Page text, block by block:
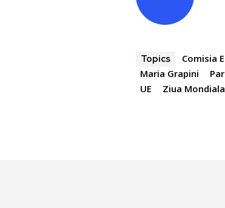
Topics Comisia
Maria Grapini
UE
Ziua